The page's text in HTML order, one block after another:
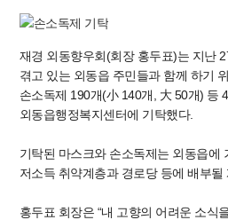
재경 외동향우회(회장 홍두표)는 지난
겪고 있는 외동읍 주민들과 함께 하기
손소독제 190개(小 140개, 大 50개) 등
외동읍행정복지센터에 기탁했다.
기탁된 마스크와 손소독제는 외동읍에
저소득 취약계층과 경로당 등에 배부될
홍두표 회장은 “내 고향의 어려운 소식